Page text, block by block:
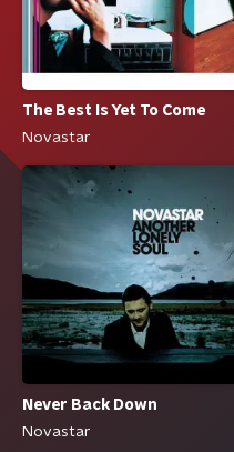
The Best Is Yet To Come
Novastar
Never Back Down
Novastar